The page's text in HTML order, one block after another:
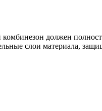
должен
слои материала,